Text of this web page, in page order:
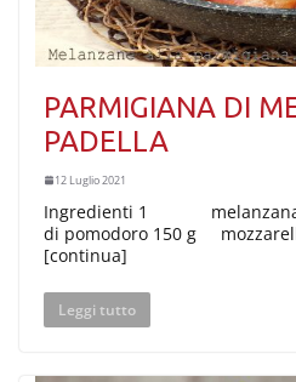
PARMIGIANA DI
PADELLA
12 Luglio 2021
Ingredienti 1 melanzana
di pomodoro 150 g
[continua]
Leggi tutto